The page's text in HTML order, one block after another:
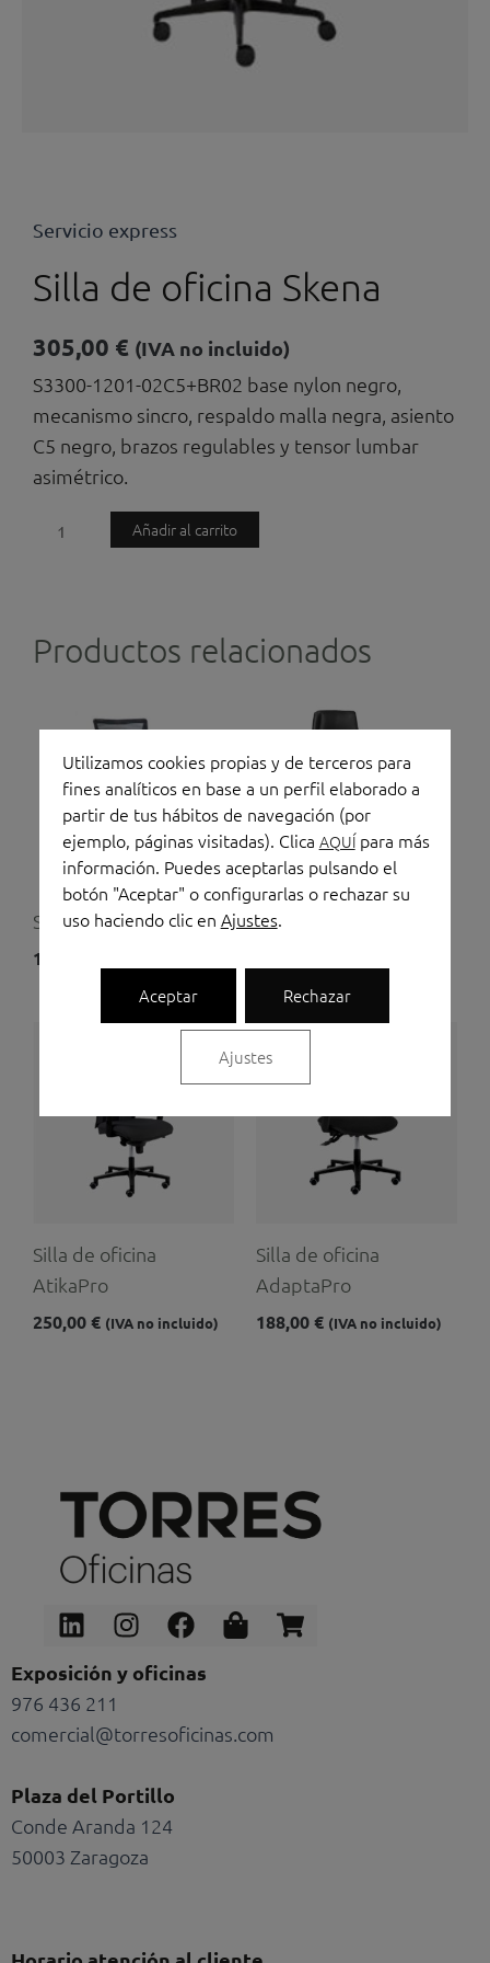
Servicio express
Silla de oficina Skena
305,00 € (IVA no incluido)
S3300-1201-02C5+BR02 base nylon negro,
mecanismo sincro, respaldo malla negra, asiento
C5 negro, brazos regulables y tensor lumbar
asimétrico.
Silla
cantidad
Añadir al carrito
Productos relacionados
Silla de oficina Tirana
190,00
Silla de oficina Dublin
Silla de oficina
AtikaPro
250,00€ (IVA no incluido)
Silla de oficina
AdaptaPro
188,00€ (IVA no incluido)
LinkedinInstagram
Facebook
Shopping-
bag
Shopping-
cart
Exposición y oficinas
976 436 211
comercial@torresoficinas.com
Plaza del Portillo
Conde Aranda 124
50003 Zaragoza
Utilizamos cookies propias y de terceros para
fines analíticos en base a un perfil elaborado a
partir de tus hábitos de navegación (por
ejemplo, páginas visitadas). Clica AQUÍpara más
información. Puedes aceptarlas pulsando el
botón "Aceptar" o configurarlas o rechazar su
uso haciendo clic en Ajustes.
Aceptar Rechazar
Ajustes